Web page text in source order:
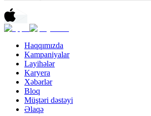
Haqqımızda
Kampaniyalar
Layihələr
Karyera
Xəbərlər
Bloq
Müştəri dəstəyi
Əlaqə